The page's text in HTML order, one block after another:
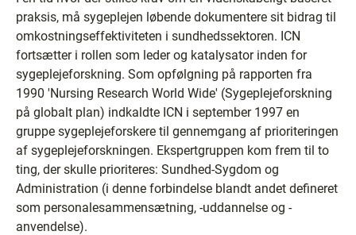
praksis, må sygeplejen løbende dokumentere sit bidrag til
omkostningseffektiviteten i sundhedssektoren. ICN
fortsætter i rollen som leder og katalysator inden for
sygeplejeforskning. Som opfølgning på rapporten fra
1990 'Nursing Research World Wide' (Sygeplejeforskning
på globalt plan) indkaldte ICN i september 1997 en
gruppe sygeplejeforskere til gennemgang af prioriteringen
af sygeplejeforskningen. Ekspertgruppen kom frem til to
ting, der skulle prioriteres: Sundhed-Sygdom og
Administration (i denne forbindelse blandt andet defineret
som personalesammensætning, -uddannelse og -
anvendelse).